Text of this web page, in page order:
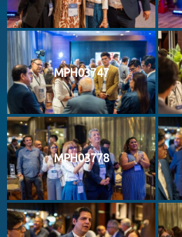
MPH03747
MPH03778